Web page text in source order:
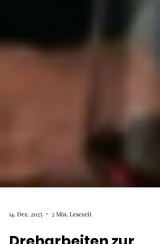
14. Dez. 2025 2 Min. Lesezeit